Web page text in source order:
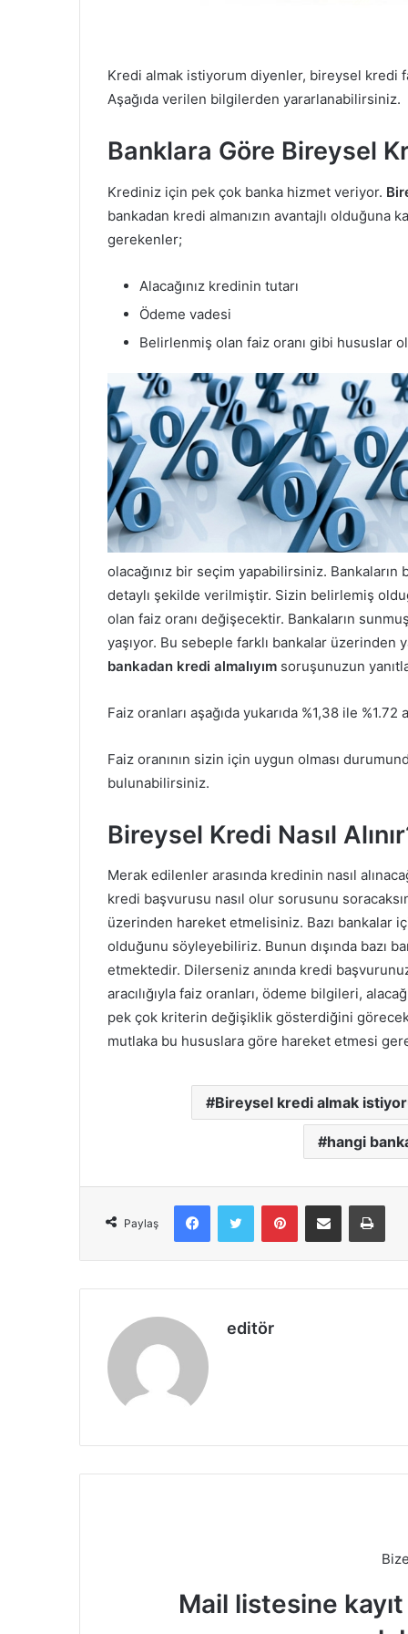
Kredi almak istiyorum diyenler, bireysel kredi
Aşağıda verilen bilgilerden yararlanabilirsiniz.
Banklara Göre Bireysel
Krediniz için pek çok banka hizmet veriyor.
bankadan kredi almanızın avantajlı
gerekenler;
Alacağınız kredinin tutarı
Ödeme vadesi
Belirlenmiş olan faiz oranı gibi hususlar
olacağınız bir seçim yapabilirsiniz.
detaylı şekilde verilmiştir. Sizin belirlemiş
olan faiz oranı değişecektir. Bankaların
yaşıyor. Bu sebeple farklı bankalar üzerinden
bankadan kredi almalıyım soruşunuzun
Faiz oranları aşağıda yukarıda %1,38 ile
Faiz oranının sizin için uygun olması
bulunabilirsiniz.
Bireysel Kredi Nasıl
Merak edilenler arasında kredinin nasıl
kredi başvurusu nasıl olur sorusunu
üzerinden hareket etmelisiniz. Bazı bankalar
olduğunu söyleyebiliriz. Bunun dışında bazı
etmektedir. Dilerseniz anında kredi
aracılığıyla faiz oranları, ödeme bilgileri,
pek çok kriterin değişiklik gösterdiğini
mutlaka bu hususlara göre hareket etmesi
Bireysel kredi almak
hangi
Paylaş
Facebook
X PinterestE-Posta ile paylaş
editör
Mail listesine